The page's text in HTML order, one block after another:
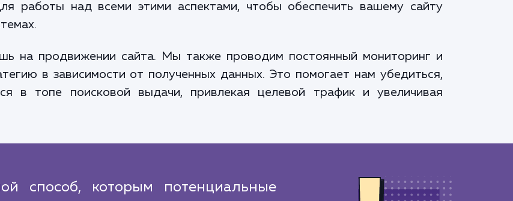
работы над всеми этими аспектами, чтобы обеспечить вашему сайту
на продвижении сайта. Мы также проводим постоянный мониторинг и
в зависимости от полученных данных. Это помогает нам убедиться,
в топе поисковой выдачи, привлекая целевой трафик и увеличивая
способ, которым потенциальные